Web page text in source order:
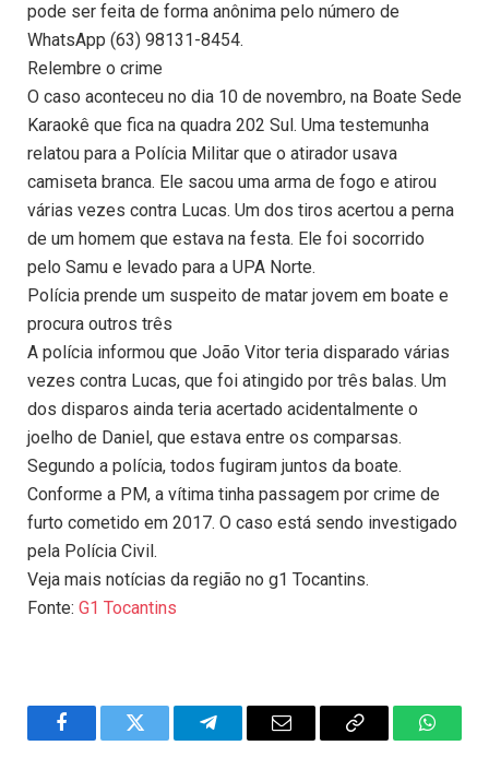
pode ser feita de forma anônima pelo número de
WhatsApp (63) 98131-8454.
Relembre o crime
O caso aconteceu no dia 10 de novembro, na Boate Sede
Karaokê que fica na quadra 202 Sul. Uma testemunha
relatou para a Polícia Militar que o atirador usava
camiseta branca. Ele sacou uma arma de fogo e atirou
várias vezes contra Lucas. Um dos tiros acertou a perna
de um homem que estava na festa. Ele foi socorrido
pelo Samu e levado para a UPA Norte.
Polícia prende um suspeito de matar jovem em boate e
procura outros três
A polícia informou que João Vitor teria disparado várias
vezes contra Lucas, que foi atingido por três balas. Um
dos disparos ainda teria acertado acidentalmente o
joelho de Daniel, que estava entre os comparsas.
Segundo a polícia, todos fugiram juntos da boate.
Conforme a PM, a vítima tinha passagem por crime de
furto cometido em 2017. O caso está sendo investigado
pela Polícia Civil.
Veja mais notícias da região no g1 Tocantins.
Fonte: G1 Tocantins
FacebookTwitter TelegramEmail
Copy